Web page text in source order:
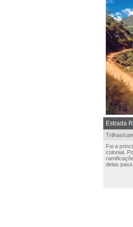
Estrada
Trilhas/
Foi a
colonial.
delas